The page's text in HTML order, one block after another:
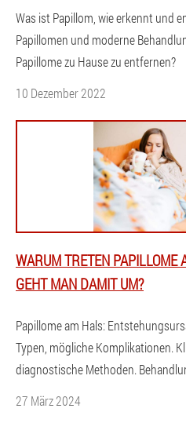
Was ist Papillom, wie erkennt und
Papillomen und moderne
Papillome zu Hause zu entfernen?
10 Dezember 2022
WARUM TRETEN PAPILLOME
GEHT MAN DAMIT UM?
Papillome am Hals:
Typen, mögliche Komplikationen.
diagnostische Methoden.
27 März 2024